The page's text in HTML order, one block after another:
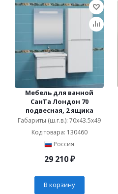
Мебель для ванной
СанТа Лондон 70
подвесная, 2 ящика
Габариты (ш.г.в.): 70x43.5x49
Код товара: 130460
Россия
29 210₽
В корзину